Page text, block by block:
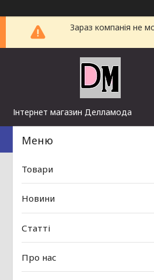
Зараз компанія не
Інтернет магазин Делламода
Товари
Новини
Статті
Про нас